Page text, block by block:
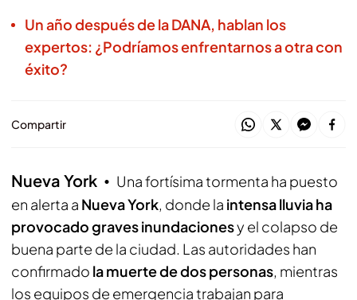
Un año después de la DANA, hablan los
expertos: ¿Podríamos enfrentarnos a otra con
éxito?
Compartir
Nueva York
Una fortísima tormenta ha puesto
en alerta a Nueva York, donde la intensa lluvia ha
provocado graves inundacionesy el colapso de
buena parte de la ciudad. Las autoridades han
confirmado la muerte de dos personas, mientras
los equipos de emergencia trabajan para